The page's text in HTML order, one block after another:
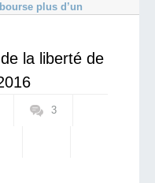
plus d’un
la liberté de
3